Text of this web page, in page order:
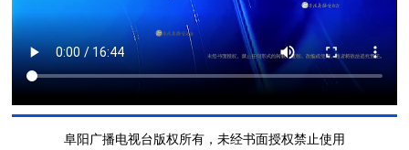
阜阳广播电视台版权所有，未经书面授权禁止使用